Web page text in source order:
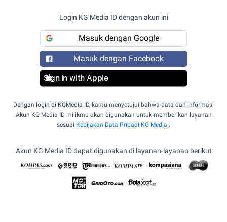
Login KG Media ID dengan akun ini
Masuk dengan Google
Masuk dengan Facebook
Sign in with Apple
Dengan login di KGMedia ID, kamu menyetujui bahwa data dan informasi
Akun KG Media ID milikmu akan digunakan untuk memberikan layanan
sesuai Kebijakan Data Pribadi KG Media .
Akun KG Media ID dapat digunakan di layanan-layanan berikut